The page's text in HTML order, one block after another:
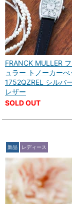
FRANCK MULLER
ュラー トノーカーべ
1752QZREL シルバ
レザー
SOLD OUT
新品 レディース